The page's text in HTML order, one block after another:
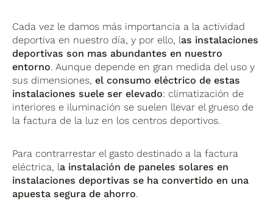
Cada vez le damos más importancia a la actividad
deportiva en nuestro día, y por ello, las instalaciones
deportivas son mas abundantes en nuestro
entorno. Aunque depende en gran medida del uso y
sus dimensiones,el consumo eléctrico de estas
instalaciones suele ser elevado: climatización de
interiores e iluminación se suelen llevar el grueso de
la factura de la luz en los centros deportivos.
Para contrarrestar el gasto destinado a la factura
eléctrica, la instalación de paneles solares en
instalaciones deportivas se ha convertido en una
apuesta segura de ahorro.